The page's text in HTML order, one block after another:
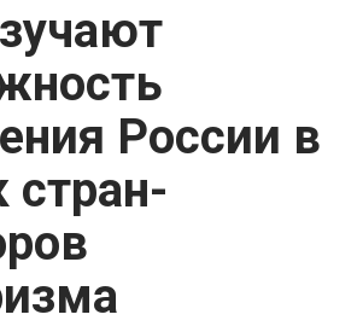
России в
стран-